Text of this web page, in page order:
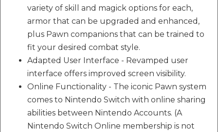
variety of skill and magick options for each,
armor that can be upgraded and enhanced,
plus Pawn companions that can be trained to
fit your desired combat style.
Adapted User Interface - Revamped user
interface offers improved screen visibility.
Online Functionality - The iconic Pawn system
comes to Nintendo Switch with online sharing
abilities between Nintendo Accounts. (A
Nintendo Switch Online membership is not